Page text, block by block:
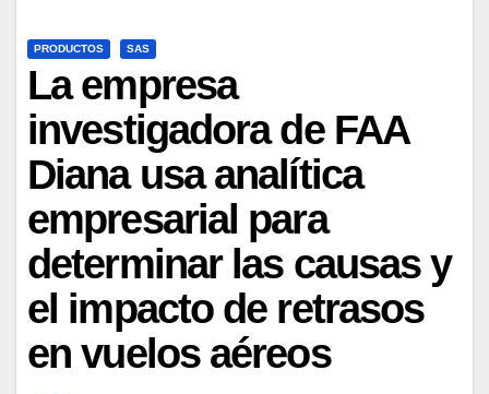
PRODUCTOS SAS
La empresa
investigadora de FAA
Diana usa analítica
empresarial para
determinar las causas y
el impacto de retrasos
en vuelos aéreos